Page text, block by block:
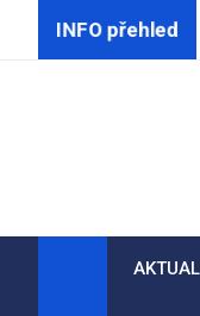
INFO přehled
za lidi, obchodníci